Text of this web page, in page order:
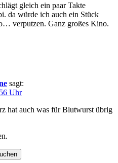
gleich ein paar Takte
da würde ich auch ein Stück
verputzen. Ganz großes Kino.
sagt:
Uhr
hat auch was für Blutwurst übrig